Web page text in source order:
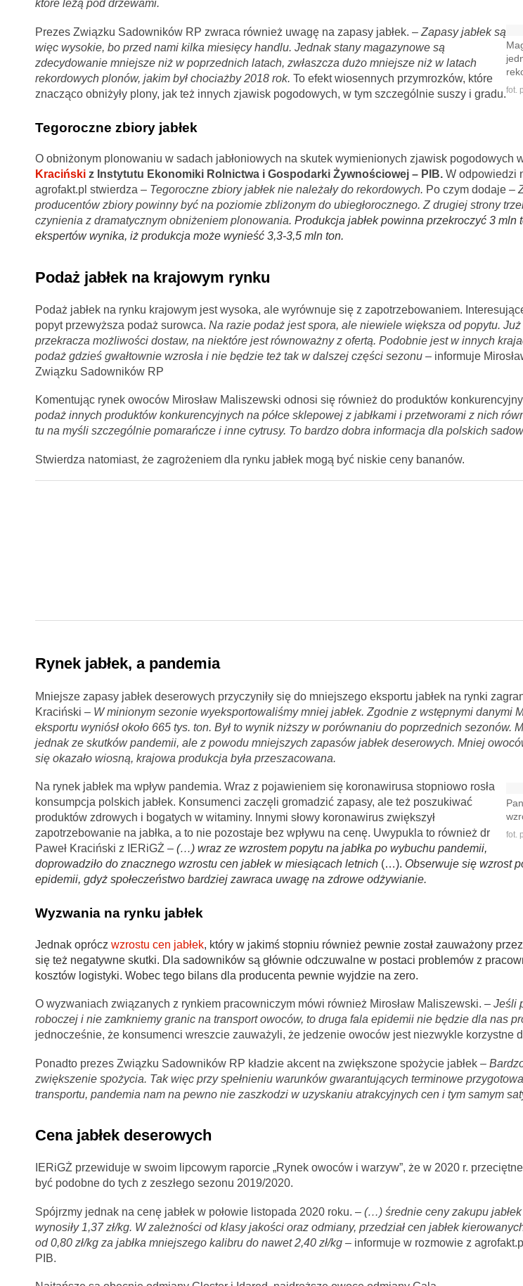
które leżą pod drzewami.
fot.
Prezes Związku Sadowników RP zwraca również uwagę na zapasy jabłek. – Zapasy jabłek są
więc wysokie, bo przed nami kilka miesięcy handlu. Jednak stany magazynowe są
zdecydowanie mniejsze niż w poprzednich latach, zwłaszcza dużo mniejsze niż w latach
rekordowych plonów, jakim był chociażby 2018 rok. To efekt wiosennych przymrozków, które
znacząco obniżyły plony, jak też innych zjawisk pogodowych, w tym szczególnie suszy i gradu.
Tegoroczne zbiory jabłek
O obniżonym plonowaniu w sadach jabłoniowych na skutek wymienionych zjawisk pogodowych
Kracińskiz Instytutu Ekonomiki Rolnictwa i Gospodarki Żywnościowej – PIB.W odpowiedzi
agrofakt.pl stwierdza – Tegoroczne zbiory jabłek nie należały do rekordowych. Po czym dodaje –
producentów zbiory powinny być na poziomie zbliżonym do ubiegłorocznego. Z drugiej strony
czynienia z dramatycznym obniżeniem plonowania. Produkcja jabłek powinna przekroczyć 3 mln
ekspertów wynika, iż produkcja może wynieść 3,3-3,5 mln ton.
Podaż jabłek na krajowym rynku
Podaż jabłek na rynku krajowym jest wysoka, ale wyrównuje się z zapotrzebowaniem.
popyt przewyższa podaż surowca. Na razie podaż jest spora, ale niewiele większa od popytu. Już
przekracza możliwości dostaw, na niektóre jest równoważny z ofertą. Podobnie jest w innych
podaż gdzieś gwałtownie wzrosła i nie będzie też tak w dalszej części sezonu – informuje
Związku Sadowników RP
Komentując rynek owoców Mirosław Maliszewski odnosi się również do produktów
podaż innych produktów konkurencyjnych na półce sklepowej z jabłkami i przetworami z nich
tu na myśli szczególnie pomarańcze i inne cytrusy. To bardzo dobra informacja dla polskich
Stwierdza natomiast, że zagrożeniem dla rynku jabłek mogą być niskie ceny bananów.
Rynek jabłek, a pandemia
Mniejsze zapasy jabłek deserowych przyczyniły się do mniejszego eksportu jabłek na rynki
Kraciński – W minionym sezonie wyeksportowaliśmy mniej jabłek. Zgodnie z wstępnymi danymi
eksportu wyniósł około 665 tys. ton. Był to wynik niższy w porównaniu do poprzednich sezonów.
jednak ze skutków pandemii, ale z powodu mniejszych zapasów jabłek deserowych. Mniej
się okazało wiosną, krajowa produkcja była przeszacowana.
fot.
Na rynek jabłek ma wpływ pandemia. Wraz z pojawieniem się koronawirusa stopniowo rosła
konsumpcja polskich jabłek. Konsumenci zaczęli gromadzić zapasy, ale też poszukiwać
produktów zdrowych i bogatych w witaminy. Innymi słowy koronawirus zwiększył
zapotrzebowanie na jabłka, a to nie pozostaje bez wpływu na cenę. Uwypukla to również dr
Paweł Kraciński z IERiGŻ – (…) wraz ze wzrostem popytu na jabłka po wybuchu pandemii,
doprowadziło do znacznego wzrostu cen jabłek w miesiącach letnich (…). Obserwuje się wzrost
epidemii, gdyż społeczeństwo bardziej zawraca uwagę na zdrowe odżywianie.
Wyzwania na rynku jabłek
Jednak oprócz wzrostu cen jabłek, który w jakimś stopniu również pewnie został zauważony
się też negatywne skutki. Dla sadowników są głównie odczuwalne w postaci problemów z
kosztów logistyki. Wobec tego bilans dla producenta pewnie wyjdzie na zero.
O wyzwaniach związanych z rynkiem pracowniczym mówi również Mirosław Maliszewski. – Jeśli
roboczej i nie zamkniemy granic na transport owoców, to druga fala epidemii nie będzie dla nas
jednocześnie, że konsumenci wreszcie zauważyli, że jedzenie owoców jest niezwykle korzystne
Ponadto prezes Związku Sadowników RP kładzie akcent na zwiększone spożycie jabłek–
zwiększenie spożycia. Tak więc przy spełnieniu warunków gwarantujących terminowe
transportu, pandemia nam na pewno nie zaszkodzi w uzyskaniu atrakcyjnych cen i tym samym
Cena jabłek deserowych
IERiGŻ przewiduje w swoim lipcowym raporcie „Rynek owoców i warzyw”, że w 2020 r.
być podobne do tych z zeszłego sezonu 2019/2020.
Spójrzmy jednak na cenę jabłek w połowie listopada 2020 roku. –(…) średnie ceny zakupu
wynosiły 1,37 zł/kg. W zależności od klasy jakości oraz odmiany, przedział cen jabłek
od 0,80 zł/kg za jabłka mniejszego kalibru do nawet 2,40 zł/kg – informuje w rozmowie z
PIB.